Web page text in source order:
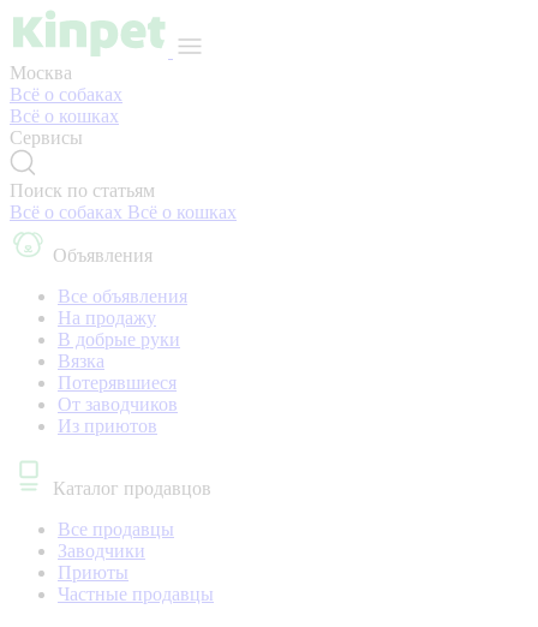
Москва
Всё о собаках
Всё о кошках
Сервисы
Поиск по статьям
Всё о собаках Всё о кошках
Объявления
Все объявления
На продажу
В добрые руки
Вязка
Потерявшиеся
От заводчиков
Из приютов
Каталог продавцов
Все продавцы
Заводчики
Приюты
Частные продавцы